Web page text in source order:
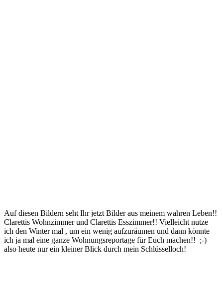
Auf diesen Bildern seht Ihr jetzt Bilder aus meinem wahren Leben!!
Clarettis Wohnzimmer und Clarettis Esszimmer!! Vielleicht nutze
ich den Winter mal , um ein wenig aufzuräumen und dann könnte
ich ja mal eine ganze Wohnungsreportage für Euch machen!! ;-)
also heute nur ein kleiner Blick durch mein Schlüsselloch!